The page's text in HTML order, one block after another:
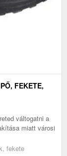
FEKETE,
váltogatni a
miatt városi
fekete